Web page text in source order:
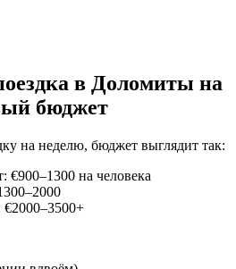
в Доломиты на
бюджет
на неделю, бюджет выглядит так:
на человека